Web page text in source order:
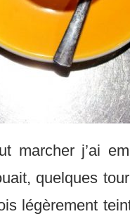
marcher j’ai
quelques
légèrement